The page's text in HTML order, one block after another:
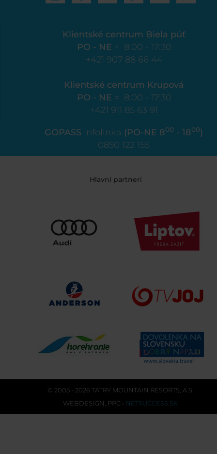
Klientské centrum Biela púť
PO - NE = 8:00 - 17:30
+421 907 88 66 44
Klientské centrum Krupová
PO - NE = 8:00 - 17:30
+421 911 85 63 91
GOPASS infolinka (PO-NE 800 - 1800)
0850 122 155
Hlavní partneri
© 2005 - 2026 TATRY MOUNTAIN RESORTS, A.S.
WEBDESIGN PPC › NETSUCCESS.SK